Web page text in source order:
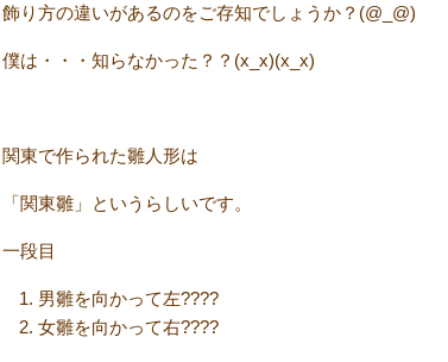
飾り方の違いがあるのをご存知でしょうか？(@_@)
僕は・・・知らなかった？？(x_x)(x_x)
関東で作られた雛人形は
「関東雛」というらしいです。
一段目
男雛を向かって左????
女雛を向かって右????